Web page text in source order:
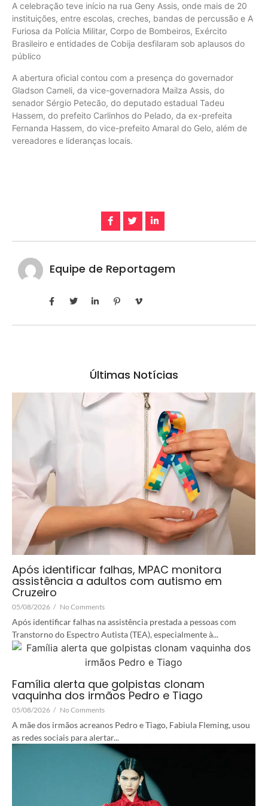
A celebração teve início na rua Geny Assis, onde mais de 20
instituições, entre escolas, creches, bandas de percussão e A
Furiosa da Polícia Militar, Corpo de Bombeiros, Exército
Brasileiro e entidades de Cobija desfilaram sob aplausos do
público
A abertura oficial contou com a presença do governador
Gladson Cameli, da vice-governadora Mailza Assis, do
senador Sérgio Petecão, do deputado estadual Tadeu
Hassem, do prefeito Carlinhos do Pelado, da ex-prefeita
Fernanda Hassem, do vice-prefeito Amaral do Gelo, além de
vereadores e lideranças locais.
Equipe de Reportagem
Últimas Notícias
Após identificar falhas, MPAC monitora
assistência a adultos com autismo em
Cruzeiro
05/08/2026 / No Comments
Após identificar falhas na assistência prestada a pessoas com
Transtorno do Espectro Autista (TEA), especialmente à...
Família alerta que golpistas clonam
vaquinha dos irmãos Pedro e Tiago
05/08/2026 / No Comments
A mãe dos irmãos acreanos Pedro e Tiago, Fabiula Fleming, usou
as redes sociais para alertar...